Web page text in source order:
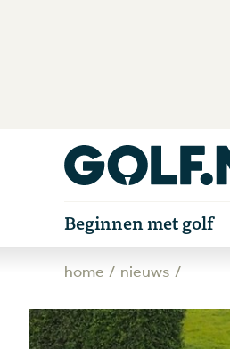
Beginnen met golf
home nieuws